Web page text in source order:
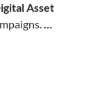
Asset
…